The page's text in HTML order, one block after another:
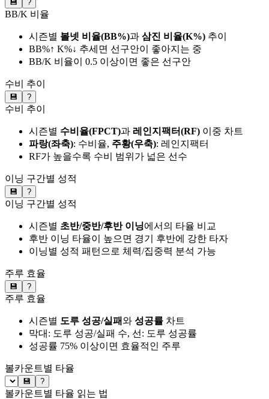
💾 ?
BB/K 비율
시즌별 볼넷 비율(BB%)과 삼진 비율(K%) 추이
BB%↑ K%↓ 추세면 선구안이 좋아지는 중
BB/K 비율이 0.5 이상이면 좋은 선구안
수비 추이
💾 ?
수비 추이
시즌별 수비율(FPCT)과 레인지팩터(RF) 이중 차트
파랑(좌축): 수비율, 주황(우축): 레인지팩터
RF가 높을수록 수비 범위가 넓은 선수
이닝 구간별 성적
💾 ?
이닝 구간별 성적
시즌별 초반/중반/후반 이닝에서의 타율 비교
후반 이닝 타율이 높으면 경기 후반에 강한 타자
이닝별 성적 패턴으로 체력/집중력 분석 가능
주루 효율
💾 ?
주루 효율
시즌별 도루 성공/실패와 성공률 차트
막대: 도루 성공/실패 수, 선: 도루 성공률
성공률 75% 이상이면 효율적인 주루
볼카운트별 타율
💾 ?
볼카운트별 타율 읽는 법